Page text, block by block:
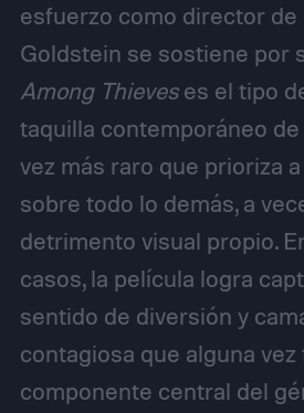
esfuerzo como director de
Goldstein se sostiene por
Among Thieveses el tipo
taquilla contemporáneo
vez más raro que prioriza
sobre todo lo demás, a
detrimento visual propio.
casos, la película logra
sentido de diversión y
contagiosa que alguna vez
componente central del